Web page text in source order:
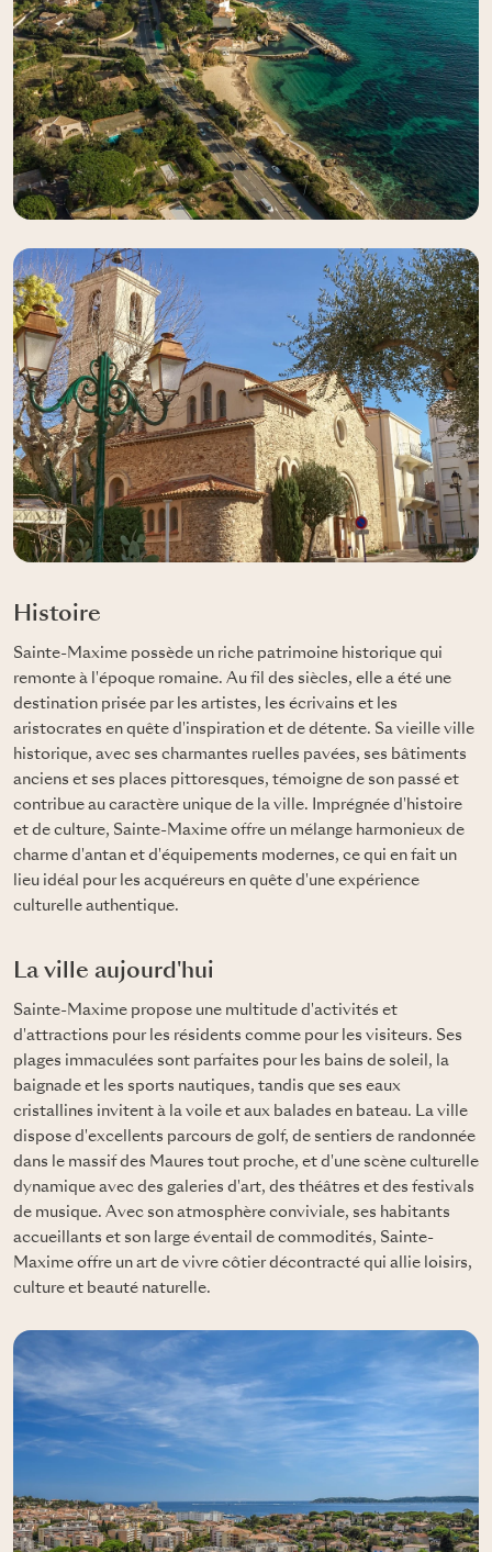
Histoire
Sainte-Maxime possède un riche patrimoine historique qui
remonte à l'époque romaine. Au fil des siècles, elle a été une
destination prisée par les artistes, les écrivains et les
aristocrates en quête d'inspiration et de détente. Sa vieille ville
historique, avec ses charmantes ruelles pavées, ses bâtiments
anciens et ses places pittoresques, témoigne de son passé et
contribue au caractère unique de la ville. Imprégnée d'histoire
et de culture, Sainte-Maxime offre un mélange harmonieux de
charme d'antan et d'équipements modernes, ce qui en fait un
lieu idéal pour les acquéreurs en quête d'une expérience
culturelle authentique.
La ville aujourd'hui
Sainte-Maxime propose une multitude d'activités et
d'attractions pour les résidents comme pour les visiteurs. Ses
plages immaculées sont parfaites pour les bains de soleil, la
baignade et les sports nautiques, tandis que ses eaux
cristallines invitent à la voile et aux balades en bateau. La ville
dispose d'excellents parcours de golf, de sentiers de randonnée
dans le massif des Maures tout proche, et d'une scène culturelle
dynamique avec des galeries d'art, des théâtres et des festivals
de musique. Avec son atmosphère conviviale, ses habitants
accueillants et son large éventail de commodités, Sainte-
Maxime offre un art de vivre côtier décontracté qui allie loisirs,
culture et beauté naturelle.